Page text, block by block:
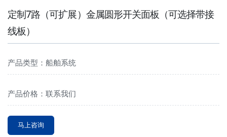
定制7路（可扩展）金属圆形开关面板（可选择带接
线板）
产品类型：船舶系统
产品价格：联系我们
马上咨询